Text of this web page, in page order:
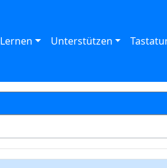
Lernen Unterstützen